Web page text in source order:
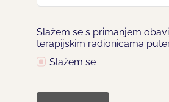
Slažem se s primanjem
terapijskim radionicama
Slažem se